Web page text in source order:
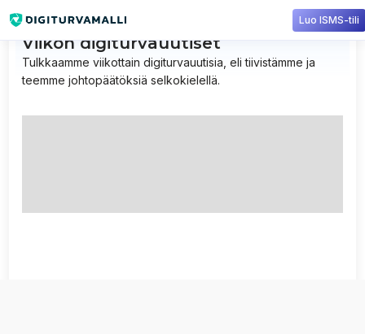
Viikon digiturvauutiset
Tulkkaamme viikottain digiturvauutisia, eli tiivistämme ja
teemme johtopäätöksiä selkokielellä.
Luo ISMS-tili